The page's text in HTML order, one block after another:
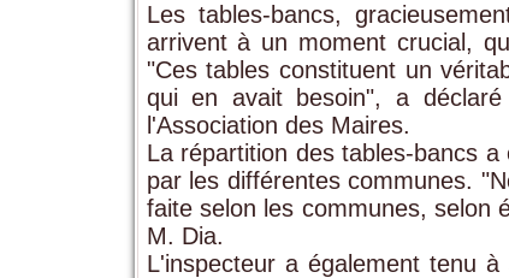
Les tables-bancs,
arrivent à un moment crucial,
"Ces tables constituent un
qui en avait besoin", a
l'Association des Maires.
La répartition des tables-bancs
par les différentes communes.
faite selon les communes, selon
M. Dia.
L'inspecteur a également tenu